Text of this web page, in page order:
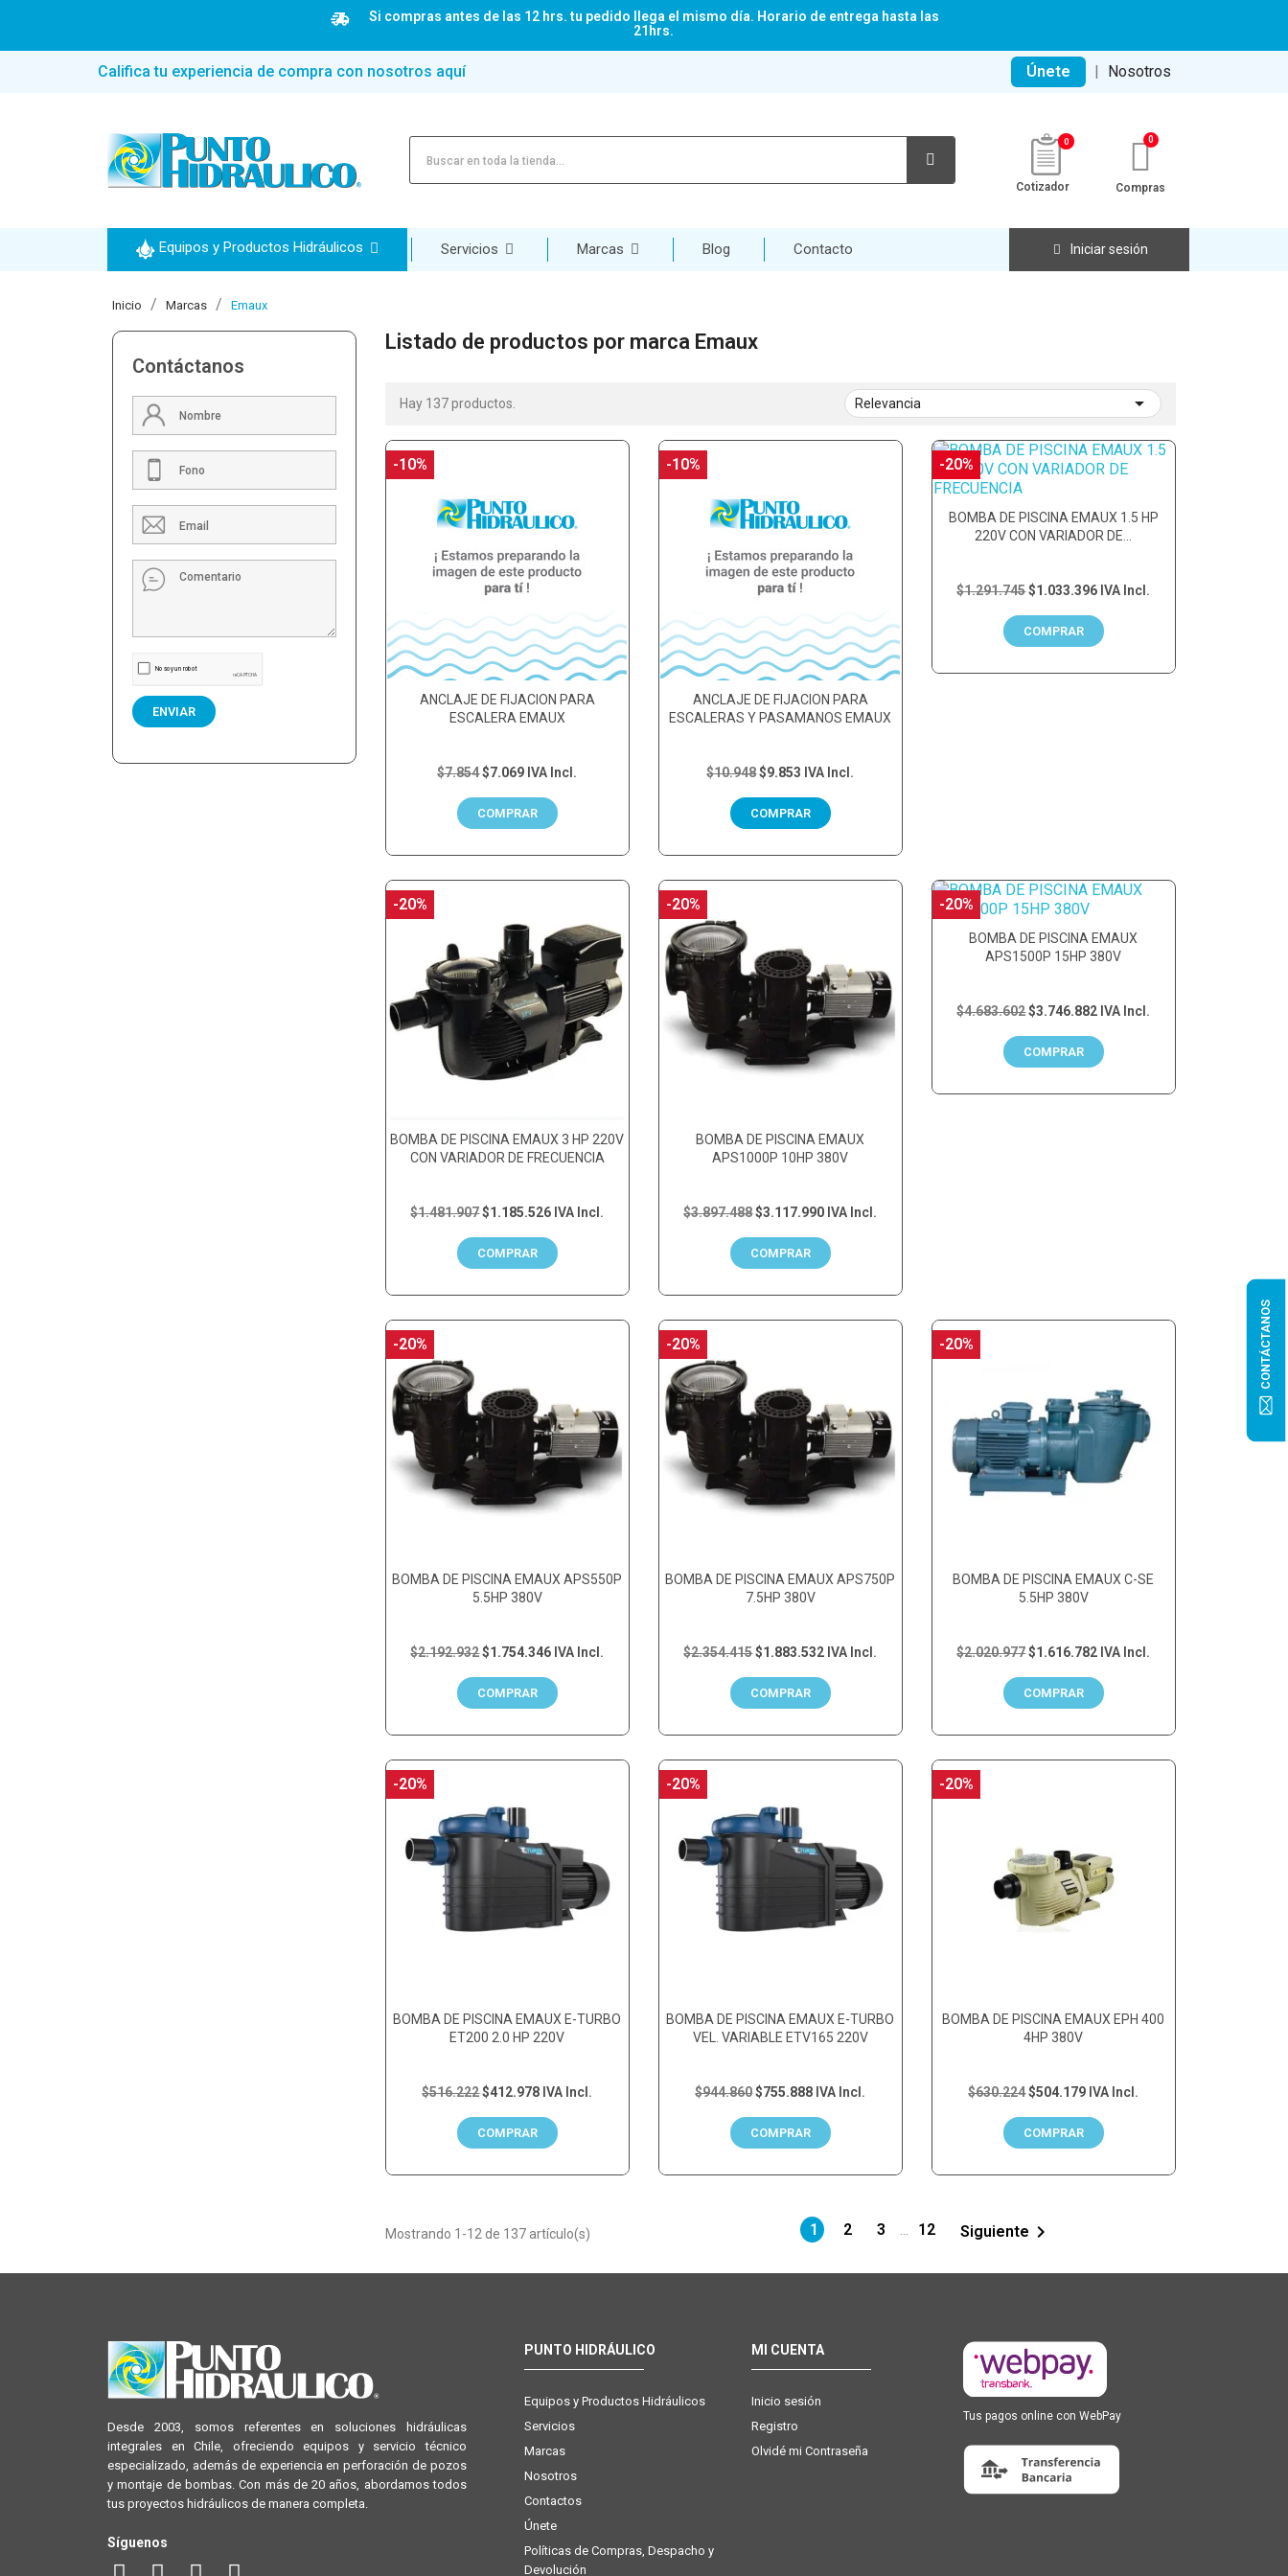
Si compras antes de las 12 hrs. tu pedido llega el mismo día. Horario de entrega hasta las
21hrs.
Califica tu experiencia de compra con nosotros aquí Únete | Nosotros
0
Cotizador Compras
Equipos y Productos Hidráulicos Servicios Marcas Blog Contacto Iniciar sesión
Inicio Marcas Emaux
Contáctanos
ENVIAR
Listado de productos por marca Emaux
Hay 137 productos. Relevancia 
ANCLAJE DE FIJACION PARA
ESCALERA EMAUX
$7.854$7.069 IVA Incl.
COMPRAR
-10%
ANCLAJE DE FIJACION PARA
ESCALERAS Y PASAMANOS EMAUX
$10.948$9.853 IVA Incl.
COMPRAR
-10%
BOMBA DE PISCINA EMAUX 1.5 HP
220V CON VARIADOR DE...
$1.291.745$1.033.396 IVA Incl.
COMPRAR
-20%
BOMBA DE PISCINA EMAUX 3 HP 220V
CON VARIADOR DE FRECUENCIA
$1.481.907$1.185.526 IVA Incl.
COMPRAR
-20%
BOMBA DE PISCINA EMAUX
APS1000P 10HP 380V
$3.897.488$3.117.990 IVA Incl.
COMPRAR
-20%
BOMBA DE PISCINA EMAUX
APS1500P 15HP 380V
$4.683.602$3.746.882 IVA Incl.
COMPRAR
-20%
BOMBA DE PISCINA EMAUX APS550P
5.5HP 380V
$2.192.932$1.754.346 IVA Incl.
COMPRAR
-20%
BOMBA DE PISCINA EMAUX APS750P
7.5HP 380V
$2.354.415$1.883.532 IVA Incl.
COMPRAR
-20%
BOMBA DE PISCINA EMAUX C-SE
5.5HP 380V
$2.020.977$1.616.782 IVA Incl.
COMPRAR
-20%
BOMBA DE PISCINA EMAUX E-TURBO
ET200 2.0 HP 220V
$516.222$412.978 IVA Incl.
COMPRAR
-20%
BOMBA DE PISCINA EMAUX E-TURBO
VEL. VARIABLE ETV165 220V
$944.860$755.888 IVA Incl.
COMPRAR
-20%
BOMBA DE PISCINA EMAUX EPH 400
4HP 380V
$630.224$504.179 IVA Incl.
COMPRAR
-20%
Mostrando 1-12 de 137 artículo(s) 1 2 3 … 12 Siguiente 
Desde 2003, somos referentes en soluciones hidráulicas
integrales en Chile, ofreciendo equipos y servicio técnico
especializado, además de experiencia en perforación de pozos
y montaje de bombas. Con más de 20 años, abordamos todos
tus proyectos hidráulicos de manera completa.
Síguenos
PUNTO HIDRÁULICO
Equipos y Productos Hidráulicos
Servicios
Marcas
Nosotros
Contactos
Únete
Políticas de Compras, Despacho y
Devolución
MI CUENTA
Inicio sesión
Registro
Olvidé mi Contraseña
CONTÁCTANOS
Tus pagos online con WebPay